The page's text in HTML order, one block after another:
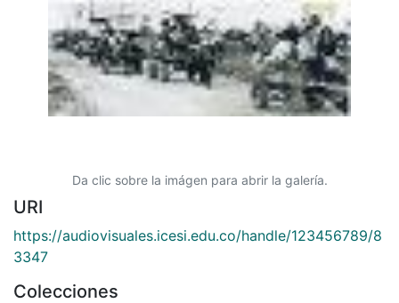
Da clic sobre la imágen para abrir la galería.
URI
https://audiovisuales.icesi.edu.co/handle/123456789/8
3347
Colecciones